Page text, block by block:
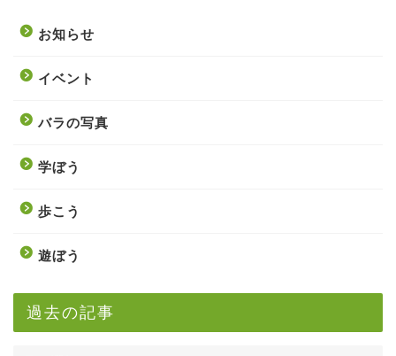
お知らせ
イベント
バラの写真
学ぼう
歩こう
遊ぼう
過去の記事